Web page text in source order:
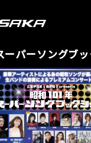
パーソングブッ